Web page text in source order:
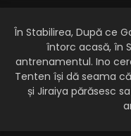
ținta
Eps 216 -
Naruto –
care
Eps 215 -
În Stabilirea, După ce
întorc acasă, în
antrenamentul. Ino
Tenten își dă seama
și Jiraiya părăsesc